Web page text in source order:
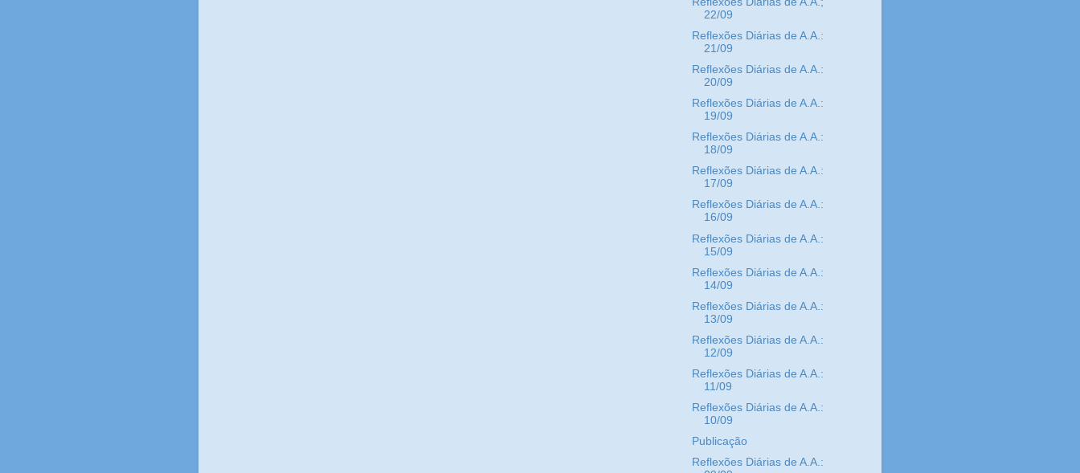
22/09
Reflexões Diárias de A.A.:
21/09
Reflexões Diárias de A.A.:
20/09
Reflexões Diárias de A.A.:
19/09
Reflexões Diárias de A.A.:
18/09
Reflexões Diárias de A.A.:
17/09
Reflexões Diárias de A.A.:
16/09
Reflexões Diárias de A.A.:
15/09
Reflexões Diárias de A.A.:
14/09
Reflexões Diárias de A.A.:
13/09
Reflexões Diárias de A.A.:
12/09
Reflexões Diárias de A.A.:
11/09
Reflexões Diárias de A.A.:
10/09
Publicação
Reflexões Diárias de A.A.: